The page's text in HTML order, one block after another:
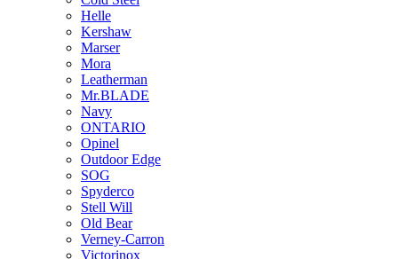
Helle
Kershaw
Marser
Mora
Leatherman
Mr.BLADE
Navy
ONTARIO
Opinel
Outdoor Edge
SOG
Spyderco
Stell Will
Old Bear
Verney-Carron
Victorinox